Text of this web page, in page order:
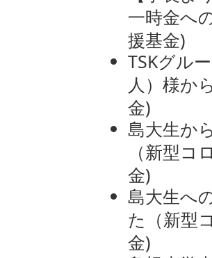
一時金へ
援基金)
TSKグル
人）様か
金)
島大生か
（新型コ
金)
島大生へ
た（新型
金)